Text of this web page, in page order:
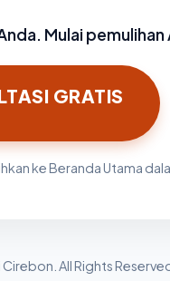
Mulai pemulihan
GRATIS
ke Beranda Utama
All Rights